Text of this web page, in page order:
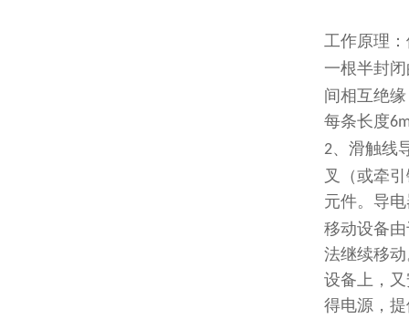
工作原理：
一根半封
间相互绝
每条长度
2、滑触线
叉（或牵
元件。导
移动设备
法继续移
设备上，
得电源，